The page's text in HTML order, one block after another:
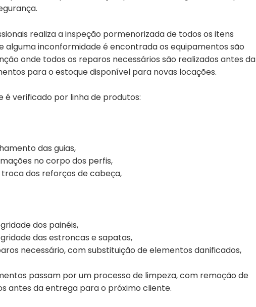
realiza a inspeção pormenorizada de todos os itens
alguma inconformidade é encontrada os equipamentos são
onde todos os reparos necessários são realizados antes da
para o estoque disponível para novas locações.
é verificado por linha de produtos:
das guias,
no corpo dos perfis,
troca dos reforços de cabeça,
dos painéis,
das estroncas e sapatas,
necessário, com substituição de elementos danificados,
passam por um processo de limpeza, com remoção de
antes da entrega para o próximo cliente.